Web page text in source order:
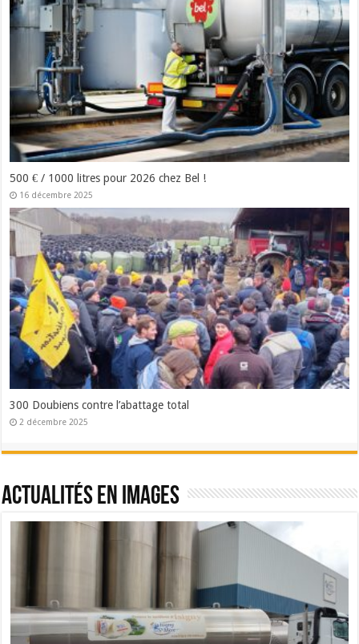
500 € / 1000 litres pour 2026 chez Bel !
16 décembre 2025
300 Doubiens contre l’abattage total
2 décembre 2025
Actualités en images